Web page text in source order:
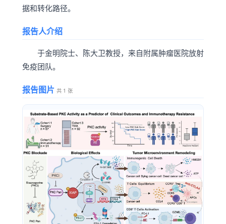
据和转化路径。
报告人介绍
于金明院士、陈大卫教授，来自附属肿瘤医院放射
免疫团队。
报告图片 共 1 张